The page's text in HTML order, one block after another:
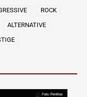
ROCK
ALTERNATIVE